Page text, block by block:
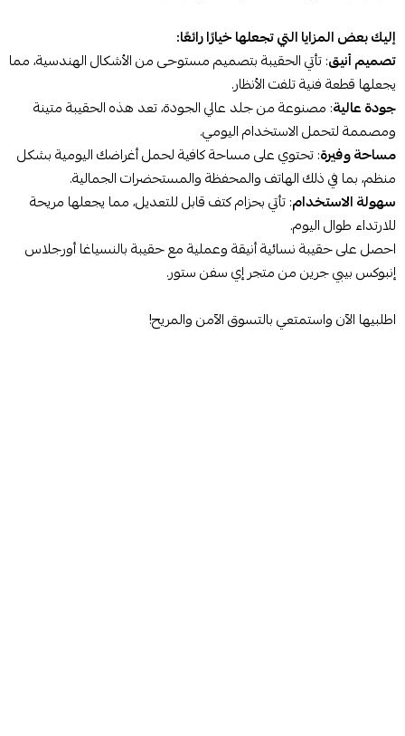
إليك بعض المزايا التي تجعلها خيارًا رائعًا:
تصميم أنيق: تأتي الحقيبة بتصميم مستوحى من الأشكال الهندسية، مما
يجعلها قطعة فنية تلفت الأنظار.
جودة عالية: مصنوعة من جلد عالي الجودة، تعد هذه الحقيبة متينة
ومصممة لتحمل الاستخدام اليومي.
مساحة وفيرة: تحتوي على مساحة كافية لحمل أغراضك اليومية بشكل
منظم، بما في ذلك الهاتف والمحفظة والمستحضرات الجمالية.
سهولة الاستخدام: تأتي بحزام كتف قابل للتعديل، مما يجعلها مريحة
للارتداء طوال اليوم.
احصل على حقيبة نسائية أنيقة وعملية مع حقيبة بالنسياغا أورجلاس
إنبوكس بيبي جرين من متجر إي سفن ستور.
اطلبيها الآن واستمتعي بالتسوق الآمن والمريح!